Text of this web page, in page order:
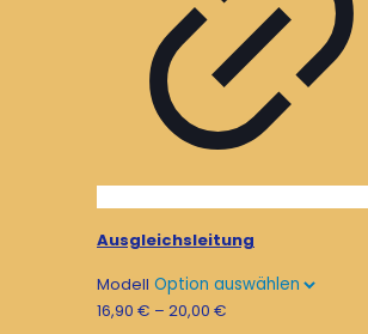
Ausgleichsleitung
Modell
16,90 € – 20,00 €